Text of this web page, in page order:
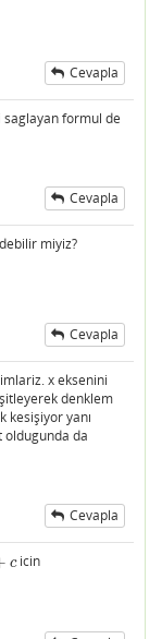
Cevapla
formul de
Cevapla
miyiz?
Cevapla
x eksenini
denklem
kesişiyor yanı
oldugunda da
Cevapla
cicin